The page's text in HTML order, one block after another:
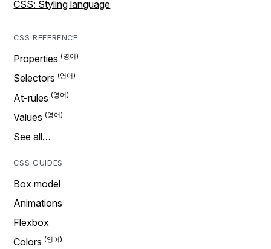
CSS: Styling language
CSS REFERENCE
Properties
Selectors
At-rules
Values
See all…
CSS GUIDES
Box model
Animations
Flexbox
Colors